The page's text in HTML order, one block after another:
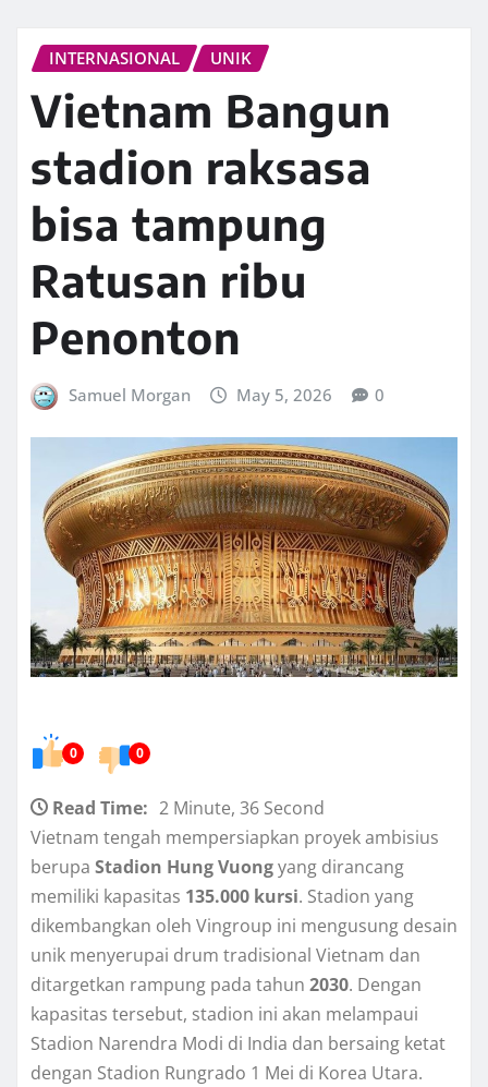
INTERNASIONAL UNIK
Vietnam Bangun
stadion raksasa
bisa tampung
Ratusan ribu
Penonton
Samuel Morgan May 5, 2026 0
0 0
Read Time: 2 Minute, 36 Second
Vietnam tengah mempersiapkan proyek ambisius
berupa Stadion Hung Vuongyang dirancang
memiliki kapasitas 135.000 kursi. Stadion yang
dikembangkan oleh Vingroup ini mengusung desain
unik menyerupai drum tradisional Vietnam dan
ditargetkan rampung pada tahun 2030. Dengan
kapasitas tersebut, stadion ini akan melampaui
Stadion Narendra Modi di India dan bersaing ketat
dengan Stadion Rungrado 1 Mei di Korea Utara.